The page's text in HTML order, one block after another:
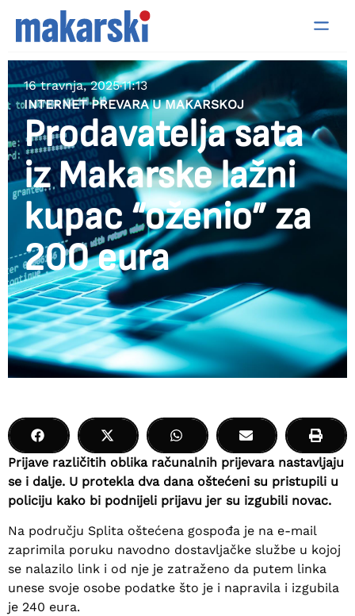
16 travnja, 202511:13
INTERNET PREVARA U MAKARSKOJ
Prodavatelja sata
iz Makarske lažni
kupac “oženio” za
200 eura
Prijave različitih oblika računalnih prijevara nastavljaju
se i dalje. U protekla dva dana oštećeni su pristupili u
policiju kako bi podnijeli prijavu jer su izgubili novac.
Na području Splita oštećena gospođa je na e-mail
zaprimila poruku navodno dostavljačke službe u kojoj
se nalazilo link i od nje je zatraženo da putem linka
unese svoje osobe podatke što je i napravila i izgubila
je 240 eura.